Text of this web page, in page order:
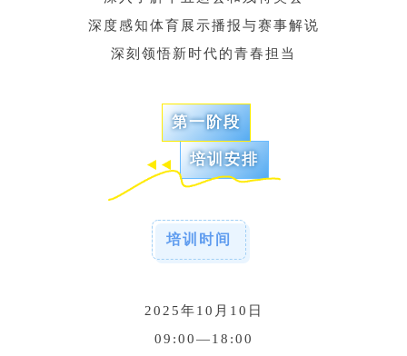
深度感知体育展示播报与赛事解说
深刻领悟新时代的青春担当
第一阶段
培训安排
培训时间
2025年10月10日
09:00—18:00